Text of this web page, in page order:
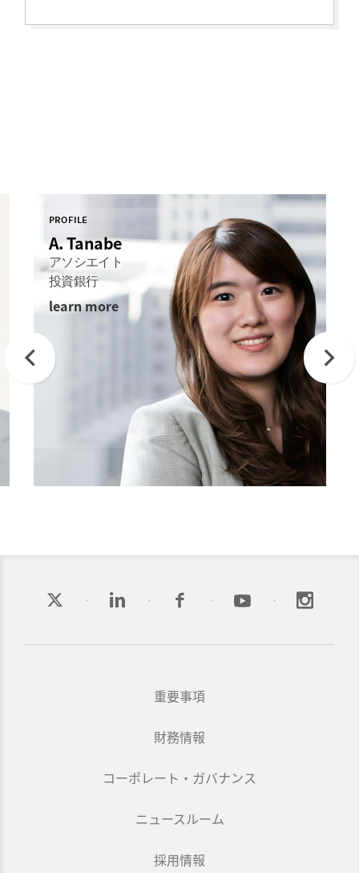
Previous
PROFILE
A. Tanabe
アソシエイト
投資銀行
learn more
Next
重要事項
財務情報
コーポレート・ガバナンス
ニュースルーム
採用情報